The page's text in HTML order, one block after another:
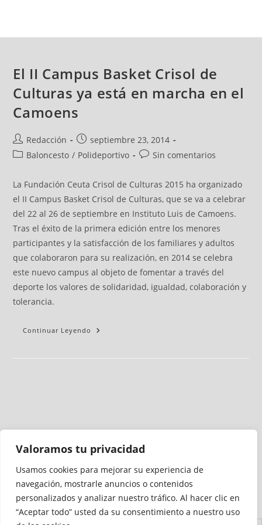
Valoramos tu privacidad
Usamos cookies para mejorar su experiencia de
navegación, mostrarle anuncios o contenidos
personalizados y analizar nuestro tráfico. Al hacer clic en
“Aceptar todo” usted da su consentimiento a nuestro uso
El II Campus Basket Crisol de
Culturas ya está en marcha en el
Camoens
Redacción
septiembre 23, 2014
Baloncesto / Polideportivo Sin comentarios
La Fundación Ceuta Crisol de Culturas 2015 ha organizado
el II Campus Basket Crisol de Culturas, que se va a celebrar
del 22 al 26 de septiembre en Instituto Luis de Camoens.
Tras el éxito de la primera edición entre los menores
participantes y la satisfacción de los familiares y adultos
que colaboraron para su realización, en 2014 se celebra
este nuevo campus al objeto de fomentar a través del
deporte los valores de solidaridad, igualdad, colaboración y
tolerancia.
Continuar Leyendo
Medio auditado por